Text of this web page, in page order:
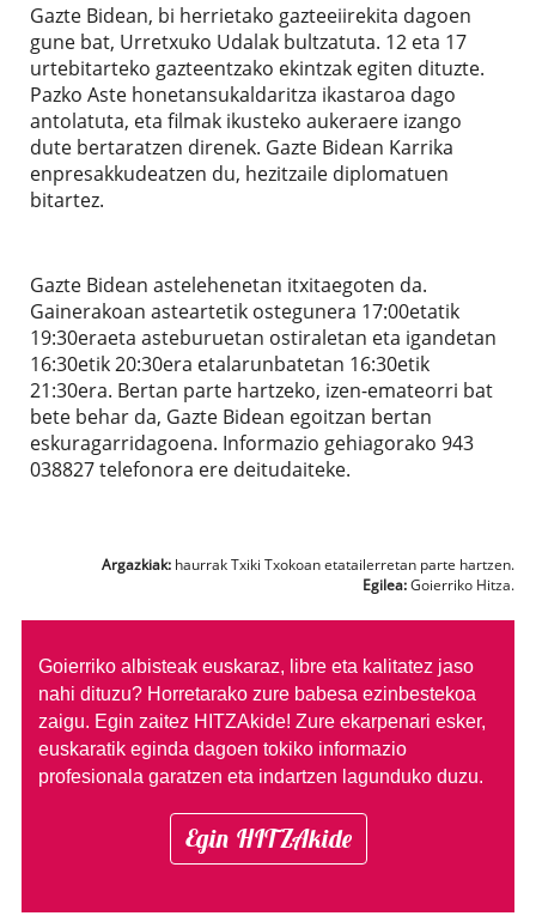
Gazte Bidean, bi herrietako gazteeiirekita dagoen
gune bat, Urretxuko Udalak bultzatuta. 12 eta 17
urtebitarteko gazteentzako ekintzak egiten dituzte.
Pazko Aste honetansukaldaritza ikastaroa dago
antolatuta, eta filmak ikusteko aukeraere izango
dute bertaratzen direnek. Gazte Bidean Karrika
enpresakkudeatzen du, hezitzaile diplomatuen
bitartez.
Gazte Bidean astelehenetan itxitaegoten da.
Gainerakoan asteartetik ostegunera 17:00etatik
19:30eraeta asteburuetan ostiraletan eta igandetan
16:30etik 20:30era etalarunbatetan 16:30etik
21:30era. Bertan parte hartzeko, izen-emateorri bat
bete behar da, Gazte Bidean egoitzan bertan
eskuragarridagoena. Informazio gehiagorako 943
038827 telefonora ere deitudaiteke.
Argazkiak: haurrak Txiki Txokoan etatailerretan parte hartzen.
Egilea:Goierriko Hitza.
Goierriko albisteak euskaraz, libre eta kalitatez jaso
nahi dituzu? Horretarako zure babesa ezinbestekoa
zaigu. Egin zaitez HITZAkide! Zure ekarpenari esker,
euskaratik eginda dagoen tokiko informazio
profesionala garatzen eta indartzen lagunduko duzu.
Egin HITZAkide